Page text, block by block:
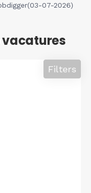
07-2026)
vacatures
Filters